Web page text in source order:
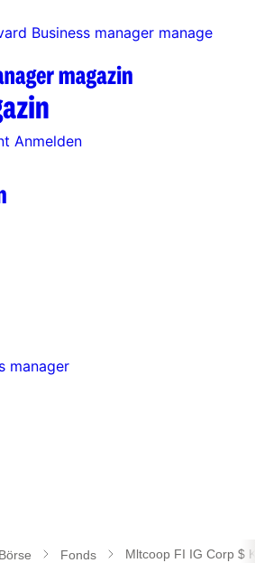
Business manager manage
Anmelden
manager
Börse Fonds Mltcoop FI IG Corp $